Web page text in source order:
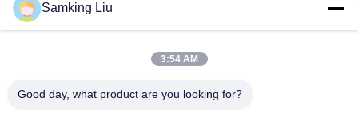
50-01171-21 ক্যারিয়ার ট্রান্সকোল্ড সুপরা জন্য ক্ল্যাচ 1250 1150 1050 950U
950MT 950 922 1150MT 944 1250MT
50-01165-20 ক্যারিয়ারের জন্য ক্ল্যাচ মেরামত কিট S750/OASIS250 Supra
Samking Liu
3:54 AM
Good day, what product are you looking for?